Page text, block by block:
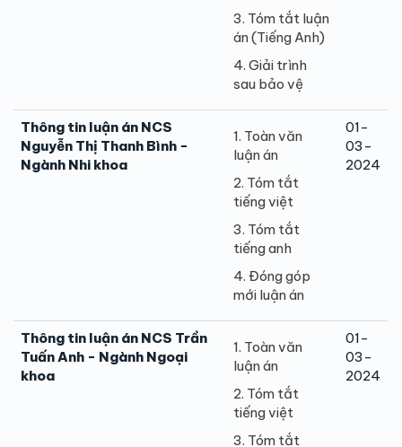
3. Tóm tắt luận
án (Tiếng Anh)
4. Giải trình
sau bảo vệ
Thông tin luận án NCS
Nguyễn Thị Thanh Bình -
Ngành Nhi khoa
1. Toàn văn
luận án
2. Tóm tắt
tiếng việt
3. Tóm tắt
tiếng anh
4. Đóng góp
mới luận án
01-
03-
2024
Thông tin luận án NCS Trần
Tuấn Anh - Ngành Ngoại
khoa
1. Toàn văn
luận án
2. Tóm tắt
tiếng việt
3. Tóm tắt
01-
03-
2024